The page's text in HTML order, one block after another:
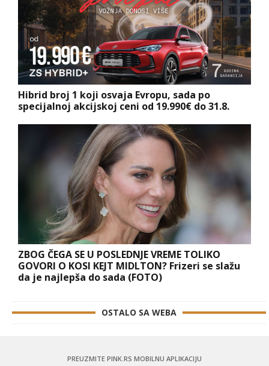
Hibrid broj 1 koji osvaja Evropu, sada po
specijalnoj akcijskoj ceni od 19.990€ do 31.8.
ZBOG ČEGA SE U POSLEDNJE VREME TOLIKO
GOVORI O KOSI KEJT MIDLTON? Frizeri se slažu
da je najlepša do sada (FOTO)
OSTALO SA WEBA
PREUZMITE PINK.RS MOBILNU APLIKACIJU